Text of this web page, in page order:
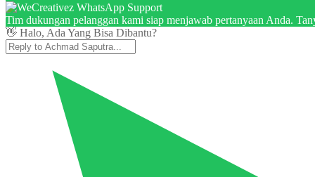
Tim dukungan pelanggan kami siap menjawab pertanyaan Anda.
👋 Halo, Ada Yang Bisa Dibantu?